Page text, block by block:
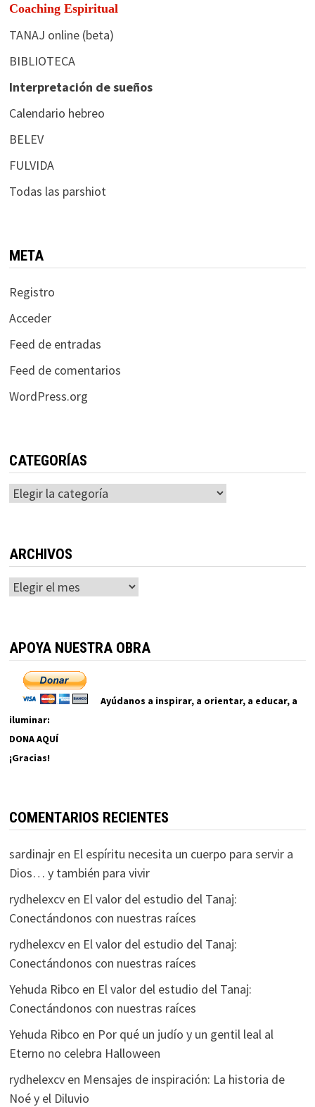
Coaching Espiritual
TANAJ online (beta)
BIBLIOTECA
Interpretación de sueños
Calendario hebreo
BELEV
FULVIDA
Todas las parshiot
META
Registro
Acceder
Feed de entradas
Feed de comentarios
WordPress.org
CATEGORÍAS
Categorías
ARCHIVOS
Archivos
APOYA NUESTRA OBRA
Ayúdanos a inspirar, a orientar, a educar, a
iluminar:
DONA AQUÍ
¡Gracias!
COMENTARIOS RECIENTES
sardinajren El espíritu necesita un cuerpo para servir a
Dios… y también para vivir
rydhelexcven El valor del estudio del Tanaj:
Conectándonos con nuestras raíces
rydhelexcven El valor del estudio del Tanaj:
Conectándonos con nuestras raíces
Yehuda Ribco en El valor del estudio del Tanaj:
Conectándonos con nuestras raíces
Yehuda Ribco en Por qué un judío y un gentil leal al
Eterno no celebra Halloween
rydhelexcven Mensajes de inspiración: La historia de
Noé y el Diluvio